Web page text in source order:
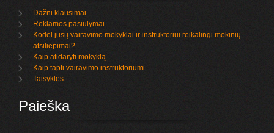
Dažni klausimai
Reklamos pasiūlymai
Kodėl jūsų vairavimo mokyklai ir instruktoriui reikalingi mokinių
atsiliepimai?
Kaip atidaryti mokyklą
Kaip tapti vairavimo instruktoriumi
Taisyklės
Paieška